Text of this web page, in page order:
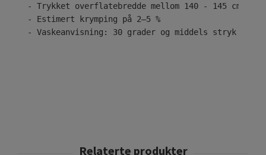
- Trykket overflatebredde mellom 140 - 145 cm
- Estimert krymping på 2–5 %
- Vaskeanvisning: 30 grader og middels stryk